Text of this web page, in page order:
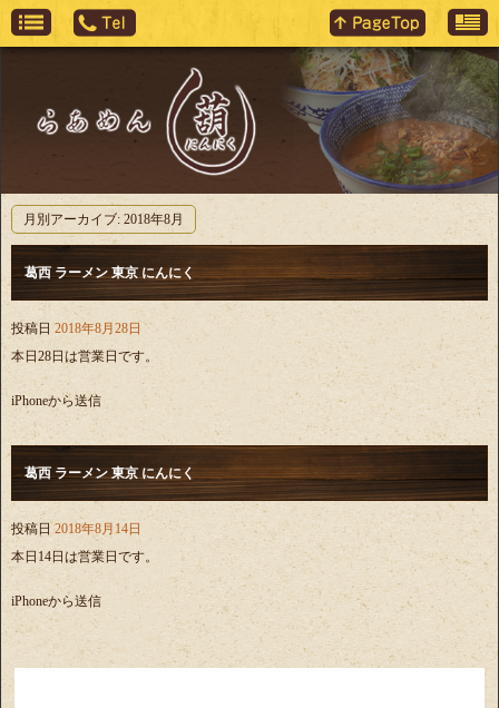
月別アーカイブ: 2018年8月
葛西 ラーメン 東京 にんにく
投稿日 2018年8月28日
本日28日は営業日です。
iPhoneから送信
葛西 ラーメン 東京 にんにく
投稿日 2018年8月14日
本日14日は営業日です。
iPhoneから送信